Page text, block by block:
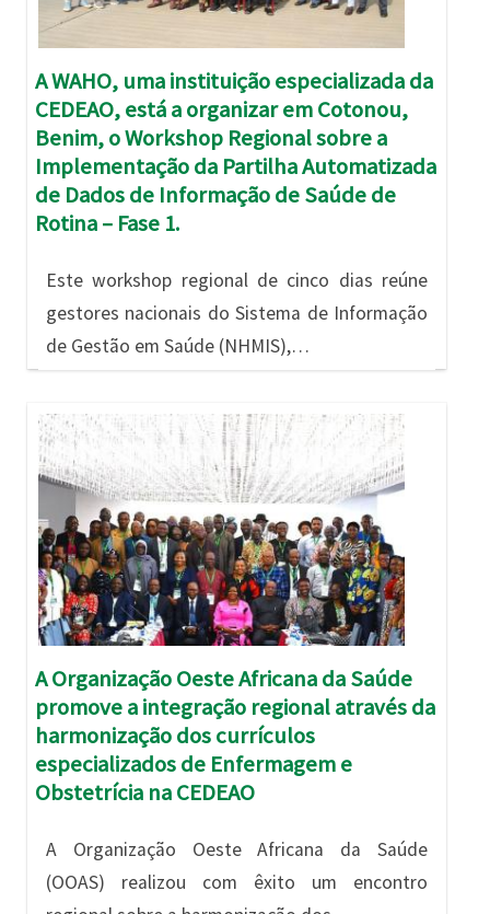
A WAHO, uma instituição especializada da
CEDEAO, está a organizar em Cotonou,
Benim, o Workshop Regional sobre a
Implementação da Partilha Automatizada
de Dados de Informação de Saúde de
Rotina – Fase 1.
Este workshop regional de cinco dias reúne
gestores nacionais do Sistema de Informação
de Gestão em Saúde (NHMIS),…
Imagem
A Organização Oeste Africana da Saúde
promove a integração regional através da
harmonização dos currículos
especializados de Enfermagem e
Obstetrícia na CEDEAO
A Organização Oeste Africana da Saúde
(OOAS) realizou com êxito um encontro